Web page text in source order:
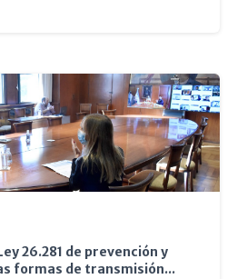
26.281 de prevención y
formas de transmisión...